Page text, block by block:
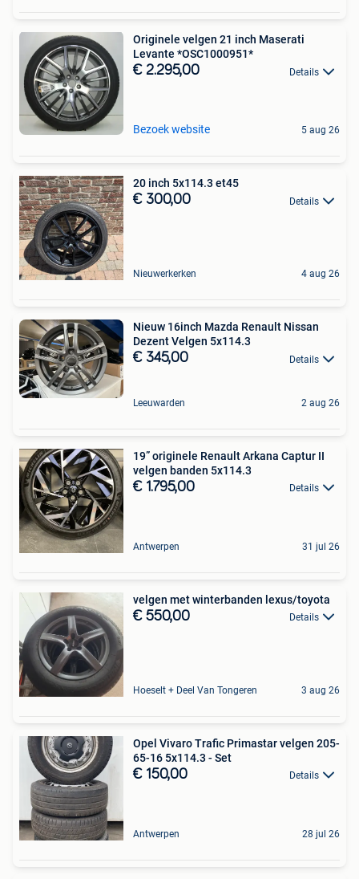
Originele velgen 21 inch Maserati
Levante *OSC1000951*
€ 2.295,00 Details
Bezoek website 5 aug 26
20 inch 5x114.3 et45
€ 300,00 Details
Nieuwerkerken 4 aug 26
Nieuw 16inch Mazda Renault Nissan
Dezent Velgen 5x114.3
€ 345,00 Details
Leeuwarden 2 aug 26
19” originele Renault Arkana Captur II
velgen banden 5x114.3
€ 1.795,00 Details
Antwerpen 31 jul 26
velgen met winterbanden lexus/toyota
€ 550,00 Details
Hoeselt + Deel Van Tongeren 3 aug 26
Opel Vivaro Trafic Primastar velgen 205-
65-16 5x114.3 - Set
€ 150,00 Details
Antwerpen 28 jul 26